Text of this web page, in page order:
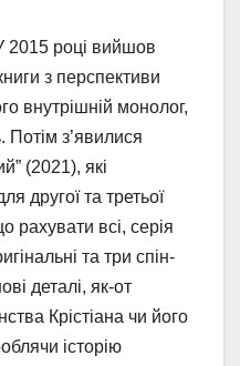
2015 році вийшов
з перспективи
внутрішній монолог,
Потім з’явилися
(2021), які
другої та третьої
рахувати всі, серія
та три спін-
деталі, як-от
Крістіана чи його
історію